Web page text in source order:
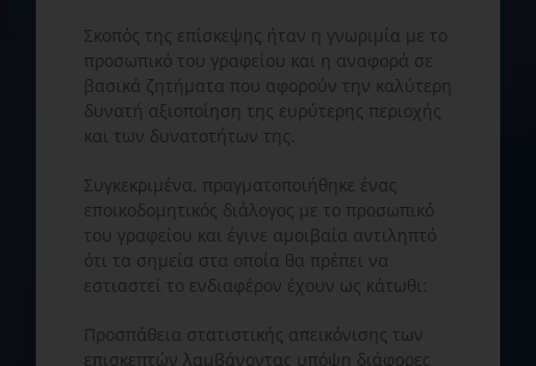
Σκοπός της επίσκεψης ήταν η γνωριμία με το
προσωπικό του γραφείου και η αναφορά σε
βασικά ζητήματα που αφορούν την καλύτερη
δυνατή αξιοποίηση της ευρύτερης περιοχής
και των δυνατοτήτων της.
Συγκεκριμένα, πραγματοποιήθηκε ένας
εποικοδομητικός διάλογος με το προσωπικό
του γραφείου και έγινε αμοιβαία αντιληπτό
ότι τα σημεία στα οποία θα πρέπει να
εστιαστεί το ενδιαφέρον έχουν ως κάτωθι:
Προσπάθεια στατιστικής απεικόνισης των
επισκεπτών λαμβάνοντας υπόψη διάφορες